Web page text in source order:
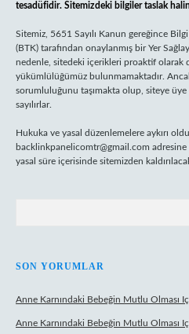
tesadüfidir. Sitemizdeki bilgiler taslak
Sitemiz, 5651 Sayılı Kanun gereğince
(BTK) tarafından onaylanmış bir Yer
nedenle, sitedeki içerikleri proaktif olarak
yükümlülüğümüz bulunmamaktadır.
sorumluluğunu taşımakta olup, siteye
sayılırlar.
Hukuka ve yasal düzenlemelere aykırı
backlinkpanelicomtr@gmail.com
yasal süre içerisinde sitemizden
SON YORUMLAR
Anne Karnındaki Bebeğin Mutlu Olması
Anne Karnındaki Bebeğin Mutlu Olması